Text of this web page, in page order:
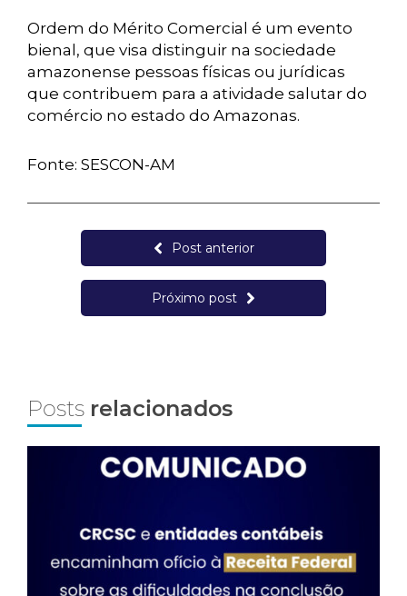
Ordem do Mérito Comercial é um evento
bienal, que visa distinguir na sociedade
amazonense pessoas físicas ou jurídicas
que contribuem para a atividade salutar do
comércio no estado do Amazonas.
Fonte: SESCON-AM
Post anterior
Próximo post
Posts relacionados